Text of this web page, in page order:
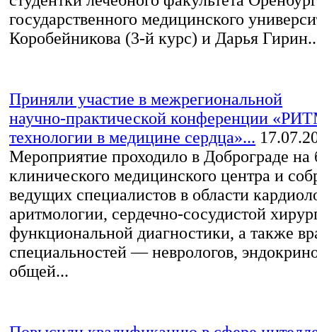
государственного медицинского
Коробейникова (3-й курс) и Дарья
Приняли участие в межрегиональной
научно‑практической конференции
технологии в медицине сердца»...
Мероприятие проходило в Доброграде на
клинического медицинского центра и
ведущих специалистов в области
аритмологии, сердечно‑сосудистой
функциональной диагностики, а также
специальностей — неврологов,
общей...